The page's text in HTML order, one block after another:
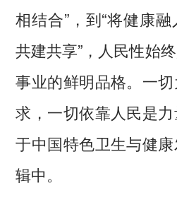
相结合”，到“将健康
共建共享”，人民性始
事业的鲜明品格。一
求，一切依靠人民是
于中国特色卫生与健
辑中。